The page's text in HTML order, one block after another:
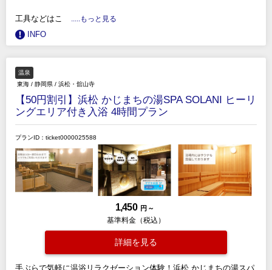
工具などはこ .....もっと見る
INFO
温泉
東海 / 静岡県 / 浜松・舘山寺
【50円割引】浜松 かじまちの湯SPA SOLANI ヒーリ
ングエリア付き入浴 4時間プラン
プランID：ticket0000025588
1,450 円 ～
基準料金（税込）
詳細を見る
手ぶらで気軽に温浴リラクゼーション体験！浜松 かじまちの湯スパ